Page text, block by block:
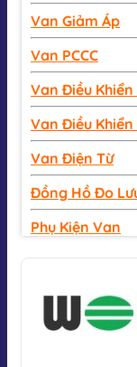
Van Giảm Áp
Van PCCC
Van Điều
Van Điều Khiển
Van Điện Từ
Đồng Hồ Đo
Phụ Kiện Van